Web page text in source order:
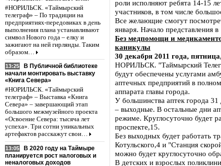
#НОРИЛЬСК. «Таймырский
телеграф» – По традиции на
предприятиях-передовиках в день
выполнения плана устанавливают
символ Нового года – елку и
зажигают на ней гирлянды. Таким
образом…
13:25
В Публичной библиотеке
начали монтировать выставку
«Книга Севера»
#НОРИЛЬСК. «Таймырский
телеграф» – Выставка «Книга
Севера» – завершающий этап
большого межмузейного проекта
«Освоение Севера: тысяча лет
успеха». Три сотни уникальных
артефактов расскажут свои…
13:05
В 2020 году на Таймыре
планируется рост налоговых и
неналоговых доходов
роли исполняют ребята 14-15
участников, в том числе
Все желающие смогут
января. Начало представления
Без медпомощи и
каникулы
30 декабря 2011 года,
НОРИЛЬСК. "Таймырский
будут обеспечены услугами
аптечных предприятий в
аппарата главы города.
У большинства аптек города
– выходные. В остальные дни
режиме. Круглосуточно будет
проспекте,15.
Без выходных будет работать
Котульского,4 и "Станция
можно будет круглосуточно
В детских и взрослых